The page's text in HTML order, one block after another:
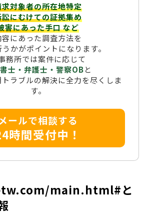
求対象者の所在地特定
訟にむけての証拠集め
害にあった手口など
容にあった調査方法を
かがポイントになります。
務所では案件に応じて
士・弁護士・警察OBと
ラブルの解決に全力を尽くしま
す。
ールで相談する
時間受付中！
main.html#と